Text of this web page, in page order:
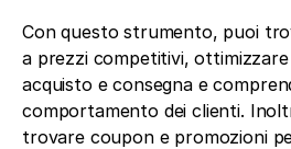
Con questo strumento, puoi
a prezzi competitivi,
acquisto e consegna e
comportamento dei clienti.
trovare coupon e promozioni